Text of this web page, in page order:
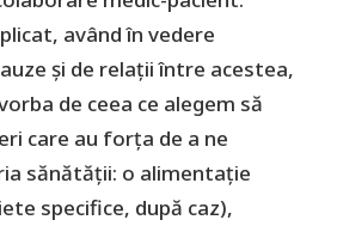
având în vedere
şi de relaţii între acestea,
de ceea ce alegem să
care au forţa de a ne
sănătății: o alimentație
specifice, după caz),